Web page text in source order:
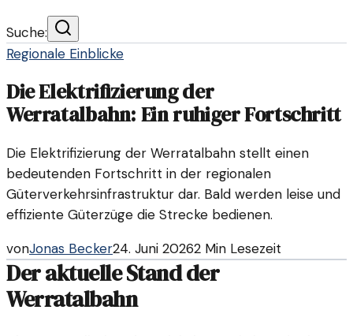
Suche:
Regionale Einblicke
Die Elektrifizierung der
Werratalbahn: Ein ruhiger Fortschritt
Die Elektrifizierung der Werratalbahn stellt einen
bedeutenden Fortschritt in der regionalen
Güterverkehrsinfrastruktur dar. Bald werden leise und
effiziente Güterzüge die Strecke bedienen.
vonJonas Becker24. Juni 20262 Min Lesezeit
Der aktuelle Stand der
Werratalbahn